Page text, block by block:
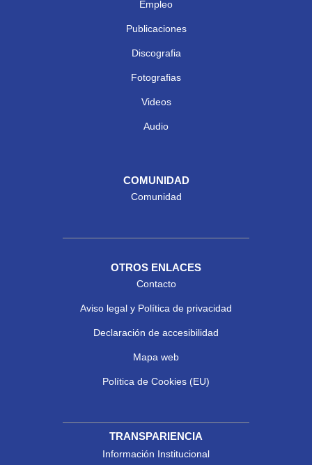
Empleo
Publicaciones
Discografia
Fotografias
Videos
Audio
COMUNIDAD
Comunidad
OTROS ENLACES
Contacto
Aviso legal y Política de privacidad
Declaración de accesibilidad
Mapa web
Política de Cookies (EU)
TRANSPARIENCIA
Información Institucional